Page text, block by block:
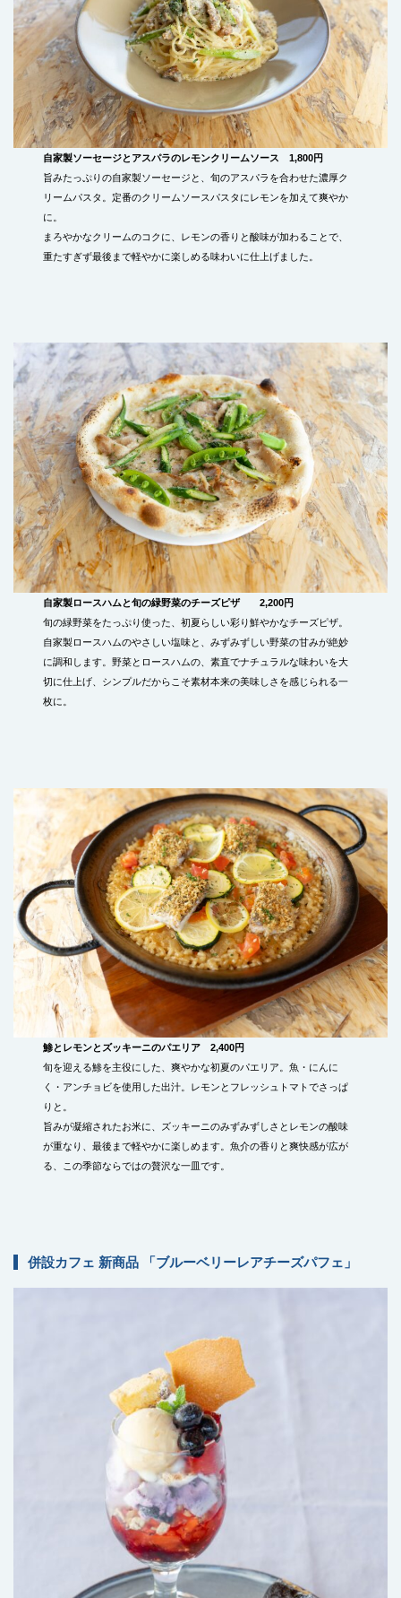
自家製ソーセージとアスパラのレモンクリームソース 1,800円
旨みたっぷりの自家製ソーセージと、旬のアスパラを合わせた濃厚ク
リームパスタ。定番のクリームソースパスタにレモンを加えて爽やか
に。
まろやかなクリームのコクに、レモンの香りと酸味が加わることで、
重たすぎず最後まで軽やかに楽しめる味わいに仕上げました。
自家製ロースハムと旬の緑野菜のチーズピザ 2,200円
旬の緑野菜をたっぷり使った、初夏らしい彩り鮮やかなチーズピザ。
自家製ロースハムのやさしい塩味と、みずみずしい野菜の甘みが絶妙
に調和します。野菜とロースハムの、素直でナチュラルな味わいを大
切に仕上げ、シンプルだからこそ素材本来の美味しさを感じられる一
枚に。
鯵とレモンとズッキーニのパエリア 2,400円
旬を迎える鯵を主役にした、爽やかな初夏のパエリア。魚・にんに
く・アンチョビを使用した出汁。レモンとフレッシュトマトでさっぱ
りと。
旨みが凝縮されたお米に、ズッキーニのみずみずしさとレモンの酸味
が重なり、最後まで軽やかに楽しめます。魚介の香りと爽快感が広が
る、この季節ならではの贅沢な一皿です。
併設カフェ 新商品 「ブルーベリーレアチーズパフェ」